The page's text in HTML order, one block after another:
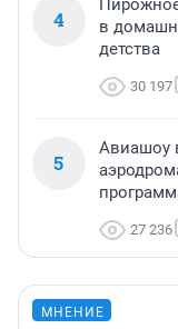
4
в
детства
30 197
5
Авиашоу
27 236
МНЕНИЕ